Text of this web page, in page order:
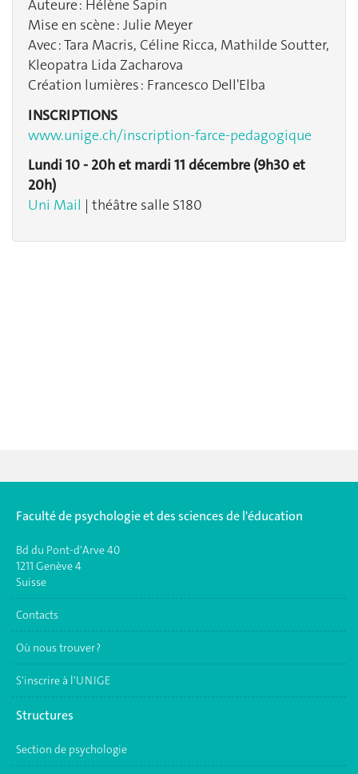
Auteure : Hélène Sapin
Mise en scène : Julie Meyer
Avec : Tara Macris, Céline Ricca, Mathilde Soutter,
Kleopatra Lida Zacharova
Création lumières : Francesco Dell'Elba
INSCRIPTIONS
www.unige.ch/inscription-farce-pedagogique
Lundi 10 - 20h et mardi 11 décembre (9h30 et
20h)
Uni Mail | théâtre salle S180
Faculté de psychologie et des sciences de l'éducation
Bd du Pont-d'Arve 40
1211 Genève 4
Suisse
Contacts
Où nous trouver ?
S'inscrire à l'UNIGE
Structures
Section de psychologie